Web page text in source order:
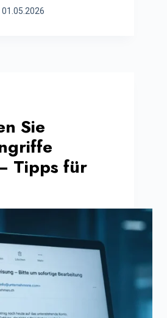
01.05.2026
Sie
Tipps für